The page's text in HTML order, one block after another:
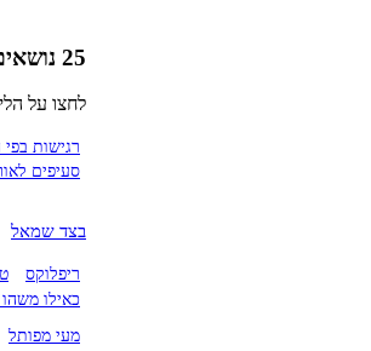
25 נושאים אקראיים שנשאלו בהם שאלות באתר
לחצו על
רגישות
סעיפים
בצד שמאל
ריפלוקס
כאילו
מעי מפותל